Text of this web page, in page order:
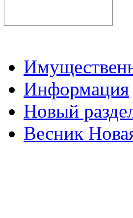
Информация
Новый
Весник